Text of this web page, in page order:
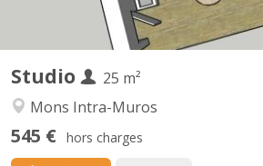
Studio
25 m²
Mons Intra-Muros
545 € hors charges